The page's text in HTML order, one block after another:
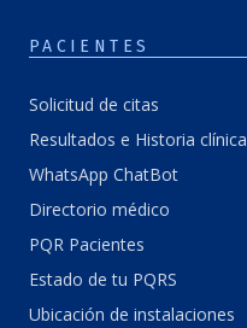
PACIENTES
Solicitud de citas
Resultados e Historia clínica
WhatsApp ChatBot
Directorio médico
PQR Pacientes
Estado de tu PQRS
Ubicación de instalaciones